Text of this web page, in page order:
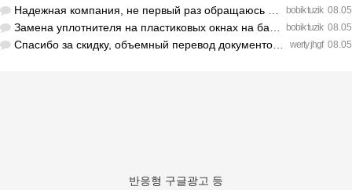
bobik tuzik 08.05
Надежная компания, не первый раз обращаюсь к ним за обслужив…
bobik tuzik 08.05
Замена уплотнителя на пластиковых окнах на балконе решила пр…
werty jhgf 08.05
Спасибо за скидку, объемный перевод документов обошелся деше…
반응형 구글광고 등